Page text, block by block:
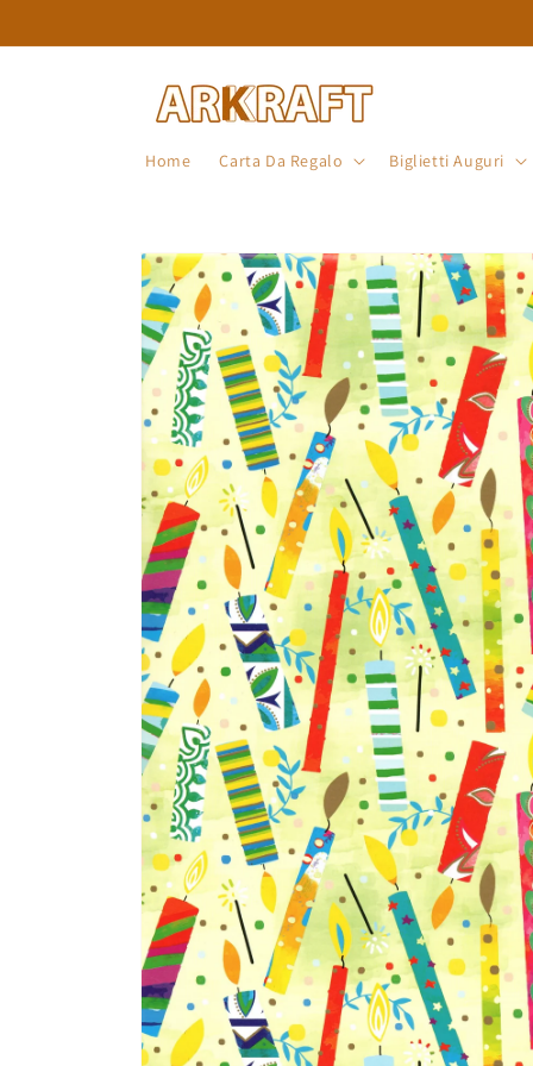
ai contenuti
Home Carta Da Regalo Biglietti Auguri
Passa alle
informazioni
sul prodotto